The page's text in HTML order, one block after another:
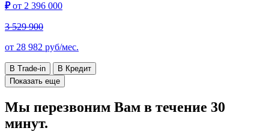
₽от 2 396 000
3 529 900
от 28 982 руб/мес.
В Trade-in
В Кредит
Показать еще
Мы перезвоним Вам в течение 30
минут.